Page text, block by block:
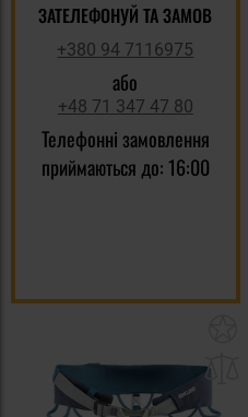
ЗАТЕЛЕФОНУЙ ТА ЗАМОВ
+380 94 7116975
або
+48 71 347 47 80
Телефонні замовлення
приймаються до: 16:00